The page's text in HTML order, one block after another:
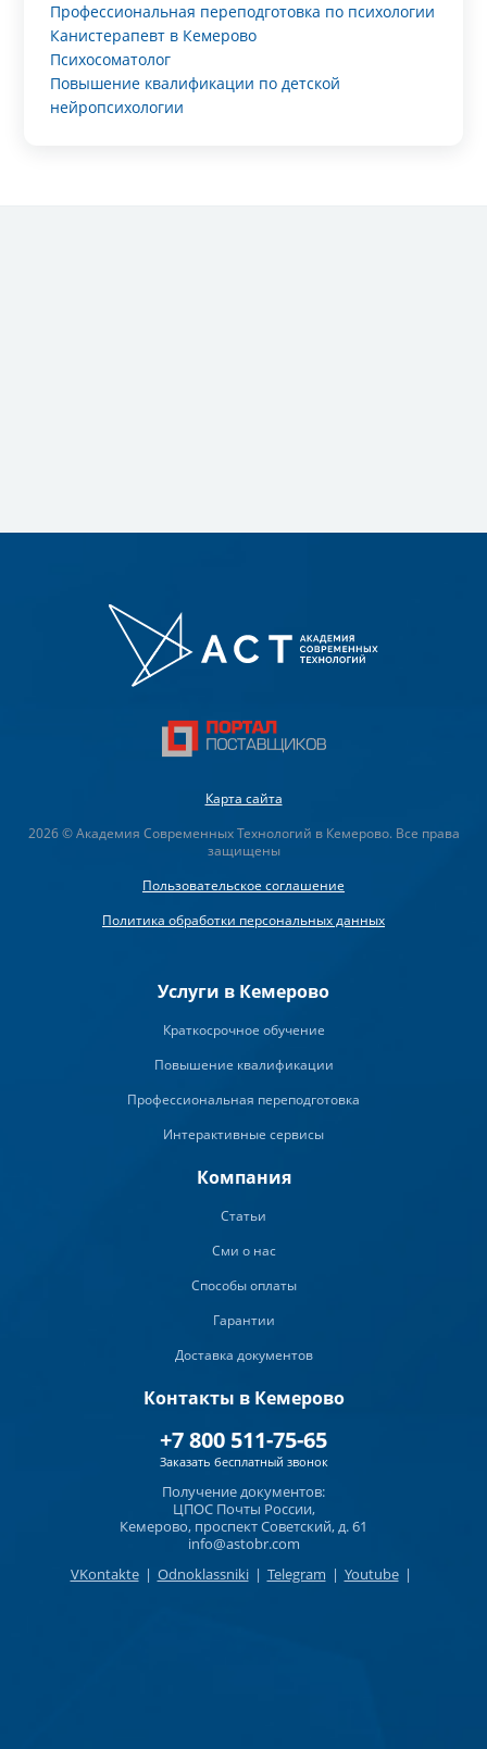
Профессиональная переподготовка по психологии
Канистерапевт в Кемерово
Психосоматолог
Повышение квалификации по детской
нейропсихологии
Карта сайта
2026 © Академия Современных Технологий в Кемерово. Все права
защищены
Пользовательское соглашение
Политика обработки персональных данных
Услуги в Кемерово
Краткосрочное обучение
Повышение квалификации
Профессиональная переподготовка
Интерактивные сервисы
Компания
Статьи
Сми о нас
Способы оплаты
Гарантии
Доставка документов
Контакты в Кемерово
+7 800 511-75-65
Заказать бесплатный звонок
Получение документов:
ЦПОС Почты России,
Кемерово, проспект Советский, д. 61
info@astobr.com
VKontakte | Odnoklassniki | Telegram | Youtube |